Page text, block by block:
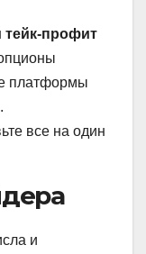
тейк-профит
платформы
все на один
и